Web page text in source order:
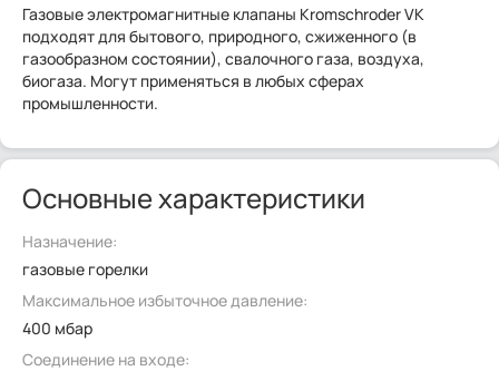
Газовые электромагнитные клапаны Kromschroder VK
подходят для бытового, природного, сжиженного (в
газообразном состоянии), свалочного газа, воздуха,
биогаза. Могут применяться в любых сферах
промышленности.
Основные характеристики
Назначение:
газовые горелки
Максимальное избыточное давление:
400 мбар
Соединение на входе: